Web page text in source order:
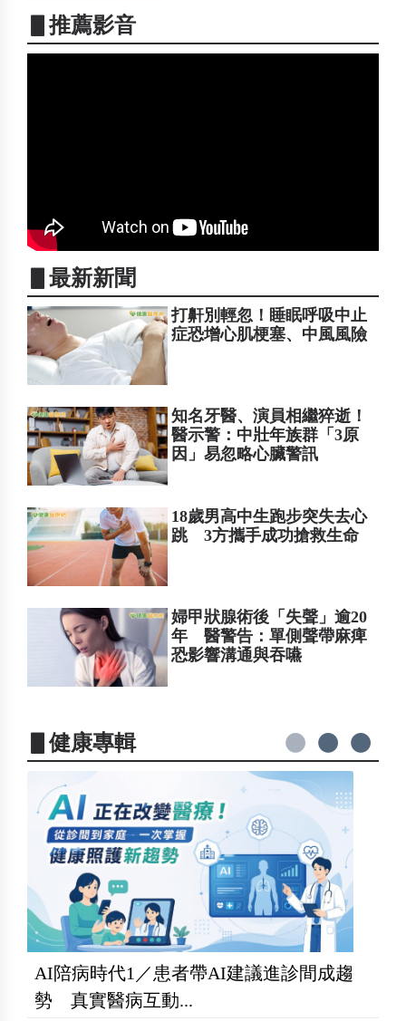
▋推薦影音
▋最新新聞
打鼾別輕忽！睡眠呼吸中止
症恐增心肌梗塞、中風風險
知名牙醫、演員相繼猝逝！
醫示警：中壯年族群「3原
因」易忽略心臟警訊
18歲男高中生跑步突失去心
跳 3方攜手成功搶救生命
婦甲狀腺術後「失聲」逾20
年 醫警告：單側聲帶麻痺
恐影響溝通與吞嚥
▋健康專輯
AI陪病時代1／患者帶AI建議進診間成趨
勢 真實醫病互動...